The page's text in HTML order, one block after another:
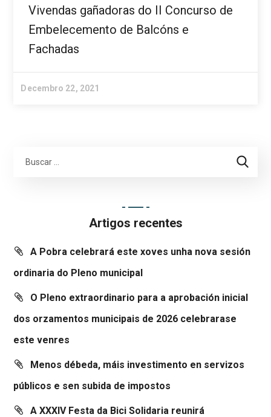
Vivendas gañadoras do II Concurso de
Embelecemento de Balcóns e
Fachadas
Decembro 22, 2021
Artigos recentes
A Pobra celebrará este xoves unha nova sesión
ordinaria do Pleno municipal
O Pleno extraordinario para a aprobación inicial
dos orzamentos municipais de 2026 celebrarase
este venres
Menos débeda, máis investimento en servizos
públicos e sen subida de impostos
A XXXIV Festa da Bici Solidaria reunirá